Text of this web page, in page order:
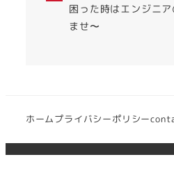
困った時はエンジニ
ませ〜
ホームプライバシーポリシー